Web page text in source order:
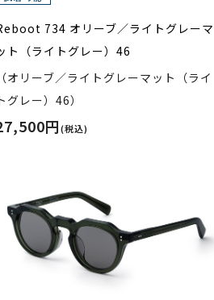
734 オリーブ／ライトグレーマ
ト（ライトグレー）46
（オリーブ／ライトグレーマット（ライ
グレー）46）
円(税込)